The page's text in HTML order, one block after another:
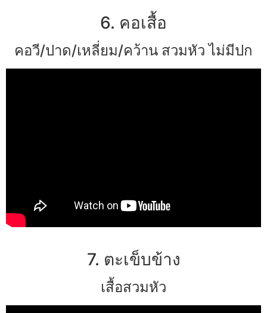
6. คอเสื้อ
คอวี/ปาด/เหลี่ยม/คว้าน สวมหัว ไม่มีปก
7. ตะเข็บข้าง
เสื้อสวมหัว